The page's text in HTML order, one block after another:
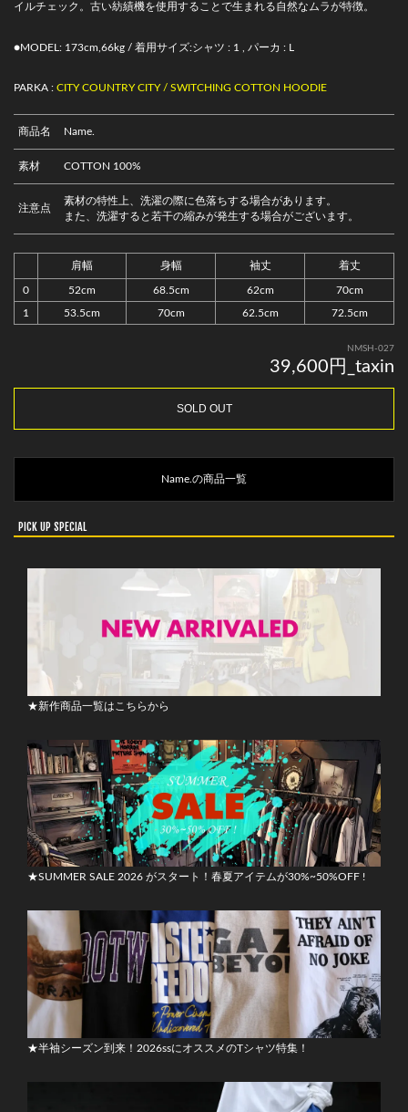
イルチェック。古い紡績機を使用することで生まれる自然なムラが特徴。
●MODEL: 173cm,66kg / 着用サイズ:シャツ : 1 , パーカ : L
PARKA : CITY COUNTRY CITY / SWITCHING COTTON HOODIE
商品名 Name.
素材 COTTON 100%
注意点
素材の特性上、洗濯の際に色落ちする場合があります。
また、洗濯すると若干の縮みが発生する場合がございます。
肩幅 身幅 袖丈 着丈
0 52cm 68.5cm 62cm 70cm
1 53.5cm 70cm 62.5cm 72.5cm
NMSH-027
39,600円_taxin
SOLD OUT
Name.の商品一覧
PICK UP SPECIAL
★新作商品一覧はこちらから
★SUMMER SALE 2026 がスタート！春夏アイテムが30%~50%OFF !
★半袖シーズン到来！2026ssにオススメのTシャツ特集！